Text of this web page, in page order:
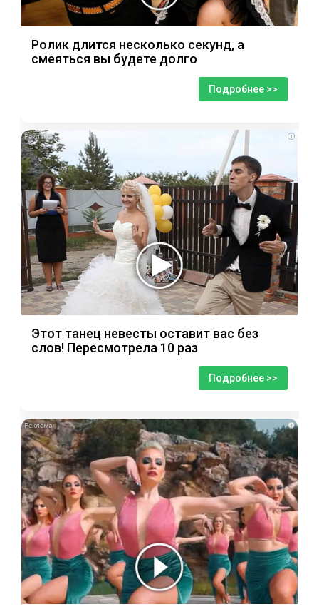
Ролик длится несколько секунд, а
смеяться вы будете долго
Подробнее >>
i
Этот танец невесты оставит вас без
слов! Пересмотрела 10 раз
Подробнее >>
i